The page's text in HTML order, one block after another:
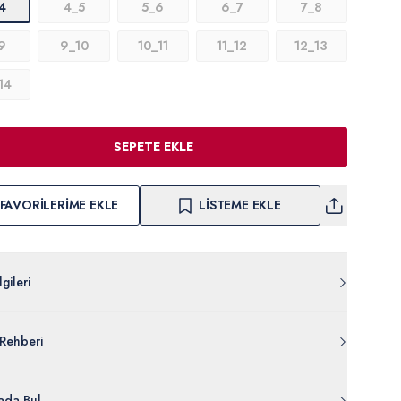
4_5 5_6 6_7 7_8
9_10 10_11 11_12 12_13
SEPETE EKLE
FAVORILERIME EKLE LISTEME EKLE